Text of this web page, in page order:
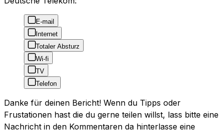
E-mail
Internet
Totaler Absturz
Wi-fi
TV
Telefon
Danke für deinen Bericht! Wenn du Tipps oder
Frustationen hast die du gerne teilen willst, lass bitte eine
Nachricht in den Kommentaren da hinterlasse eine